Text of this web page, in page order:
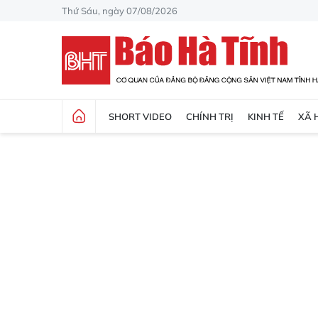
Thứ Sáu, ngày 07/08/2026
SHORT VIDEO CHÍNH TRỊ KINH TẾ XÃ